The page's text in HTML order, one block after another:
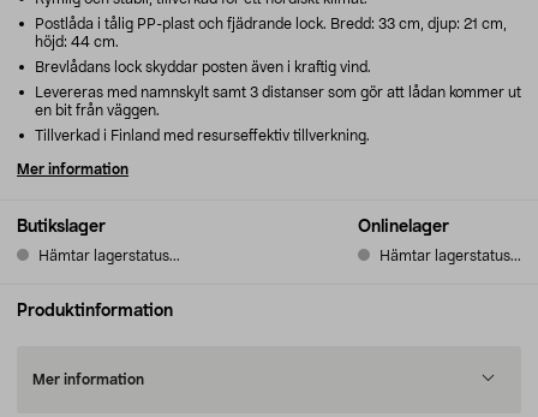
Butikslager
Hämtar lagerstatus...
Onlinelager
Hämtar lagerstatus...
Postlåda i tålig PP-plast och fjädrande lock. Bredd: 33 cm, djup: 21 cm,
höjd: 44 cm.
Brevlådans lock skyddar posten även i kraftig vind.
Levereras med namnskylt samt 3 distanser som gör att lådan kommer ut
en bit från väggen.
Tillverkad i Finland med resurseffektiv tillverkning.
Mer information
Produktinformation
Mer information